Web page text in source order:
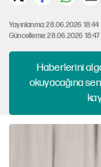
Yayınlanma: 28.06.2026 18:44
Güncelleme: 28.06.2026 18:47
Haberlerini
okuyacağına